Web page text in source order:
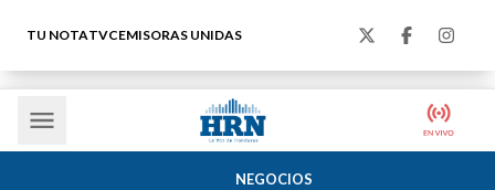
TU NOTATVCEMISORAS UNIDAS
NEGOCIOS